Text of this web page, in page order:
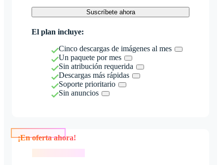
Suscríbete ahora
El plan incluye:
Cinco descargas de imágenes al mes
Un paquete por mes
Sin atribución requerida
Descargas más rápidas
Soporte prioritario
Sin anuncios